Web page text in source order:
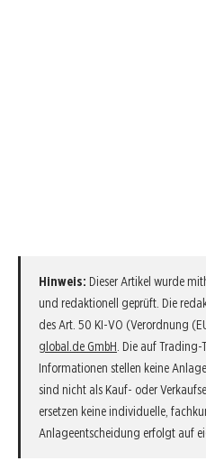
Hinweis: Dieser Artikel wurde
und redaktionell geprüft. Die
des Art. 50 KI-VO (Verordnung
global.de GmbH . Die auf
Informationen stellen keine
sind nicht als Kauf- oder
ersetzen keine individuelle,
Anlageentscheidung erfolgt auf